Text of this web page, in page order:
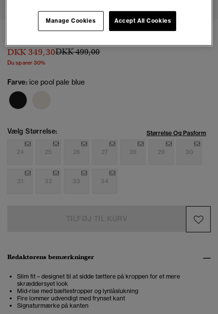
Mid Rise Denim Hot Shorts
DKK 349,30Pris nedsat fra
DKK 499,00til
Du sparer 30%
Farve: ice pool pale blue
Vælg Størrelse: Størrelse Og Pasform
24 25 26 27 28 29 30
31 32 33 34
Redaktørens bemærkninger
Slim fit – designet til at sidde tættere på kroppen for et mere
skræddersyet look
Mid-rise med bæltestropper og lynlåslukning
Fire lommer udvendigt med frynset kant
Signaturmærke på kanten
Accept All Cookies
Manage Cookies